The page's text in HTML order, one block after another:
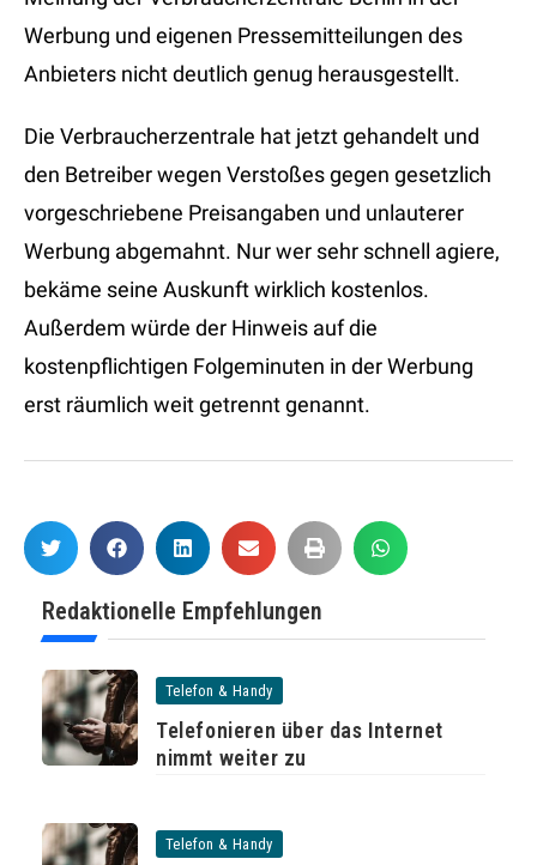
Werbung und eigenen Pressemitteilungen des
Anbieters nicht deutlich genug herausgestellt.
Die Verbraucherzentrale hat jetzt gehandelt und
den Betreiber wegen Verstoßes gegen gesetzlich
vorgeschriebene Preisangaben und unlauterer
Werbung abgemahnt. Nur wer sehr schnell agiere,
bekäme seine Auskunft wirklich kostenlos.
Außerdem würde der Hinweis auf die
kostenpflichtigen Folgeminuten in der Werbung
erst räumlich weit getrennt genannt.
Redaktionelle Empfehlungen
Telefon & Handy
Telefonieren über das Internet
nimmt weiter zu
Telefon & Handy